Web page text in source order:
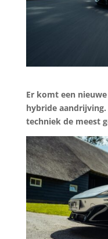
Er komt een
hybride
techniek de meest